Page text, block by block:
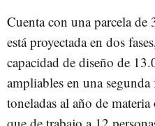
Cuenta con una parcela
está proyectada en dos
capacidad de diseño de
ampliables en una segunda
toneladas al año de